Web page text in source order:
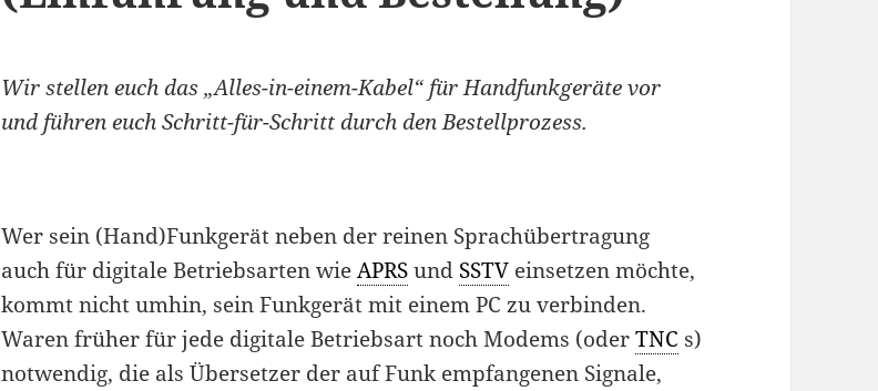
Wir stellen euch das „Alles-in-einem-Kabel“ für Handfunkgeräte vor
und führen euch Schritt-für-Schritt durch den Bestellprozess.
Wer sein (Hand)Funkgerät neben der reinen Sprachübertragung
auch für digitale Betriebsarten wieAPRSund SSTV einsetzen möchte,
kommt nicht umhin, sein Funkgerät mit einem PC zu verbinden.
Waren früher für jede digitale Betriebsart noch Modems (oderTNC s)
notwendig, die als Übersetzer der auf Funk empfangenen Signale,